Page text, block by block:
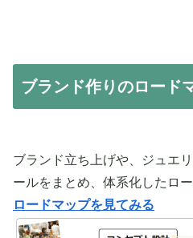
ブランド作りのロード
ブランド立ち上げや、ジュエ
ールをまとめ、体系化したロー
ロードマップを見てみる